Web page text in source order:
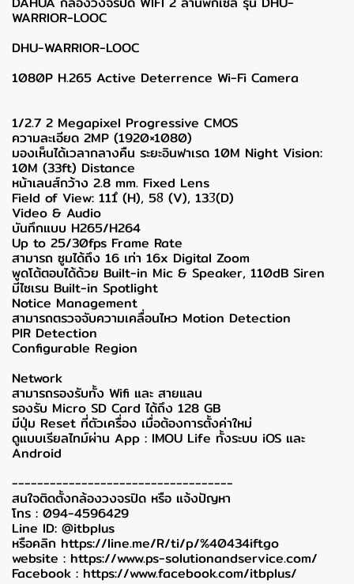
WARRIOR-LOOC
DHU-WARRIOR-LOOC
1080P H.265 Active Deterrence Wi-Fi Camera
1/2.7 2 Megapixel Progressive CMOS
ความละเอียด 2MP (1920×1080)
มองเห็นได้เวลากลางคืน ระยะอินฟาเรด 10M Night Vision:
10M (33ft) Distance
หน้าเลนส์กว้าง 2.8 mm. Fixed Lens
Field of View: 111ํ (H), 58ํ (V), 133ํ(D)
Video & Audio
บันทึกแบบ H265/H264
Up to 25/30fps Frame Rate
สามารถ ซูมได้ถึง 16 เท่า 16x Digital Zoom
พูดโต้ตอบได้ด้วย Built-in Mic & Speaker, 110dB Siren
มีไซเรน Built-in Spotlight
Notice Management
สามารถตรวจจับความเคลื่อนไหว Motion Detection
PIR Detection
Configurable Region
Network
สามารถรองรับทั้ง Wifi และ สายแลน
รองรับ Micro SD Card ได้ถึง 128 GB
มีปุ่ม Reset ที่ตัวเครื่อง เมื่อต้องการตั้งค่าใหม่
ดูแบบเรียลไทม์ผ่าน App : IMOU Life ทั้งระบบ iOS และ
Android
-----------------------------------
สนใจติดตั้งกล้องวงจรปิด หรือ แจ้งปัญหา
โทร : 094-4596429
Line ID: @itbplus
หรือคลิก https://line.me/R/ti/p/%40434iftgo
website : https://www.ps-solutionandservice.com/
Facebook : https://www.facebook.com/itbplus/